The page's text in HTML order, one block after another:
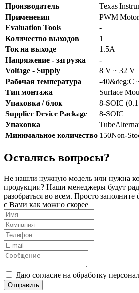
Производитель
Texas
Применения
PWM
Evaluation Tools
-
Количество выходов
1
Ток на выходе
1.5A
Напряжение - загрузка
-
Voltage - Supply
8 V ~ 32 V
Рабочая температура
-40&deg;C
Тип монтажа
Surface
Упаковка / блок
8-SOIC
Supplier Device Package
8-SOIC
Упаковка
Минимальное количество 150Non-
Остались вопросы?
Не нашли нужную модель или нужна
продукции? Наши менеджеры будут
разобраться во всем. Просто
с Вами как можно скорее
Даю согласие на обработку
Отправить